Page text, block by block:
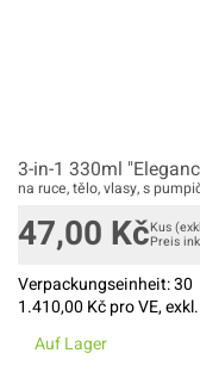
3-in-1 330ml
na ruce, tělo, vlasy, s
47,00 KčKus
Preis
Verpackungseinheit:30
1.410,00 Kč pro VE,
Auf Lager